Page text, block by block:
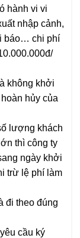
hành vi vi
nhập cảnh,
báo… chi phí
không khởi
hủy của
lượng khách
thì công ty
ngày khởi
trừ lệ phí làm
đi theo đúng
cầu ký